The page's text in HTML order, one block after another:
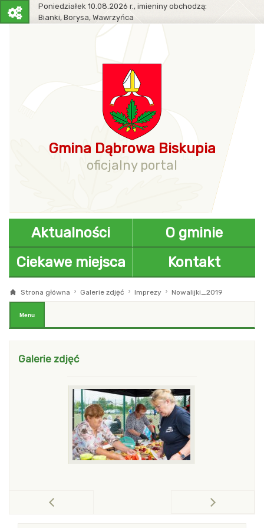
Poniedziałek 10.08.2026 r., imieniny obchodzą:
Bianki, Borysa, Wawrzyńca
Gmina Dąbrowa Biskupia
oficjalny portal
Aktualności
O gminie
Ciekawe miejsca
Kontakt
Strona główna Galerie zdjęć Imprezy Nowalijki_2019
blok z menu i modułami Pierwszy
Menu
Galerie zdjęć